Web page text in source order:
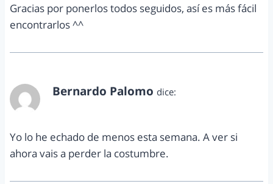
Gracias por ponerlos todos seguidos, así es más fácil
encontrarlos ^^
Bernardo Palomo dice:
Yo lo he echado de menos esta semana. A ver si
ahora vais a perder la costumbre.